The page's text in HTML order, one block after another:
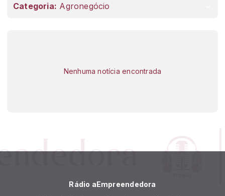
Categoria: Agronegócio
Nenhuma notícia encontrada
Rádio aEmpreendedora